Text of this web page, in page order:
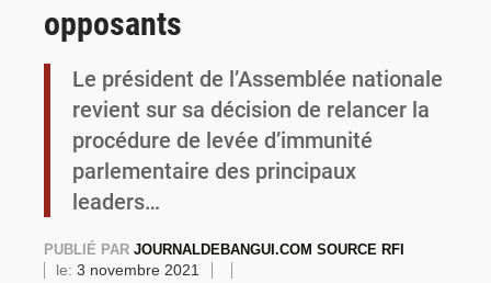
opposants
Le président de l’Assemblée nationale
revient sur sa décision de relancer la
procédure de levée d’immunité
parlementaire des principaux
leaders…
PUBLIÉ PAR JOURNALDEBANGUI.COM SOURCE RFI
le: 3 novembre 2021